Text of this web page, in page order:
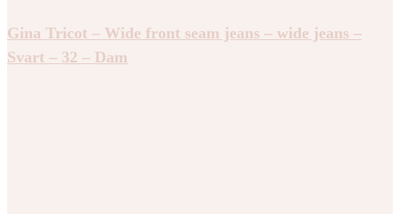
Gina Tricot – Wide front seam jeans – wide jeans –
Svart – 32 – Dam